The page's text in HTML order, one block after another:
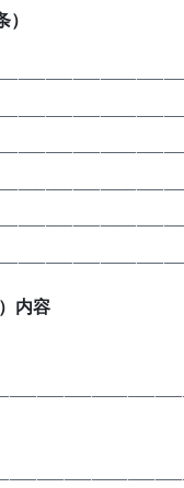
内容